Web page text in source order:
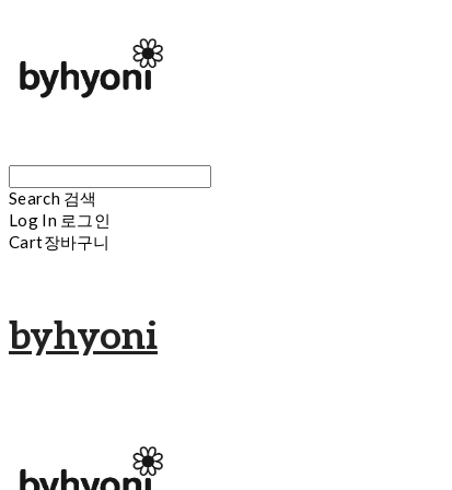
Search 검색
Log In 로그인
Cart장바구니
byhyoni